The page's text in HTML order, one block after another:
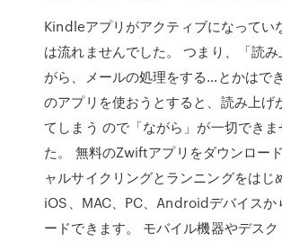
Kindleアプリがアクティブになってい
は流れませんでした。 つまり、「読
がら、メールの処理をする…とかはで
のアプリを使おうとすると、読み上げ
てしまう ので「ながら」が一切できま
た。 無料のZwiftアプリをダウンロー
ャルサイクリングとランニングをはじ
iOS、MAC、PC、Androidデバイスか
ードできます。 モバイル機器やデス